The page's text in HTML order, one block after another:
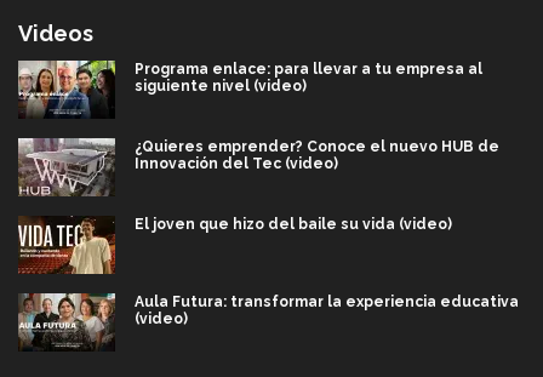
Videos
Programa enlace: para llevar a tu empresa al
siguiente nivel (video)
¿Quieres emprender? Conoce el nuevo HUB de
Innovación del Tec (video)
El joven que hizo del baile su vida (video)
Aula Futura: transformar la experiencia educativa
(video)